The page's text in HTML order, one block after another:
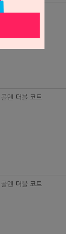
덴 더블 코트
덴 더블 코트
덴 더블 코트